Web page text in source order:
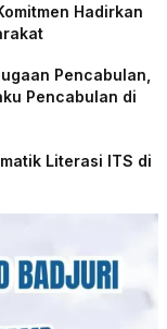
Hadirkan
Pencabulan,
Pencabulan di
Literasi ITS di